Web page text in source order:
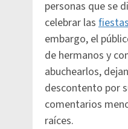
personas que se
celebrar las
embargo, el
de hermanos y
abuchearlos,
descontento por
comentarios
raíces.